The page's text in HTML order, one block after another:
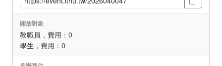
開放對象
教職員，費用：0
學生，費用：0